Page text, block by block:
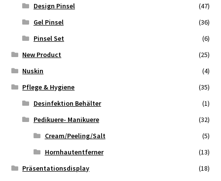
Design Pinsel
(47)
Gel Pinsel
(36)
Pinsel Set
(6)
New Product
(25)
Nuskin
(4)
Pflege & Hygiene
(35)
Desinfektion Behälter
(1)
Pedikuere- Manikuere
(32)
Cream/Peeling/Salt
(5)
Hornhautentferner
(13)
Präsentationsdisplay
(18)